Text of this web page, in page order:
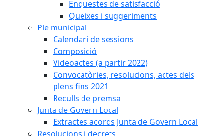
Enquestes de satisfacció
Queixes i suggeriments
Ple municipal
Calendari de sessions
Composició
Videoactes (a partir 2022)
Convocatòries, resolucions, actes dels
plens fins 2021
Reculls de premsa
Junta de Govern Local
Extractes acords Junta de Govern Local
Resolucions i decrets